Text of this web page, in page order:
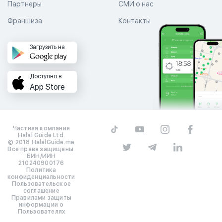
СМИ о нас
Контакты
Партнеры
Франшиза
Загрузить на
Доступно в
App Store
Частная компания
Halal Guide Ltd.
© 2018 HalalGuide.me
Все права защищены.
БИН/ИИН
210240900176
Политика
конфиденциальности
Пользовательское
соглашение
Правилами защиты
информации о
Пользователях